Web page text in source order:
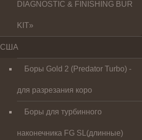
DIAGNOSTIC & FINISHING BUR
KIT»
США
Боры Gold 2 (Predator Turbo) -
для разрезания коро
Боры для турбинного
наконечника FG SL(длинные)